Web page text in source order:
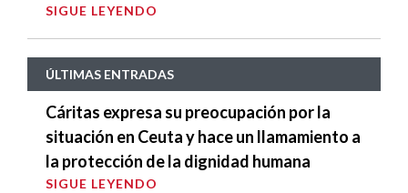
SIGUE LEYENDO
ÚLTIMAS ENTRADAS
Cáritas expresa su preocupación por la
situación en Ceuta y hace un llamamiento a
la protección de la dignidad humana
SIGUE LEYENDO